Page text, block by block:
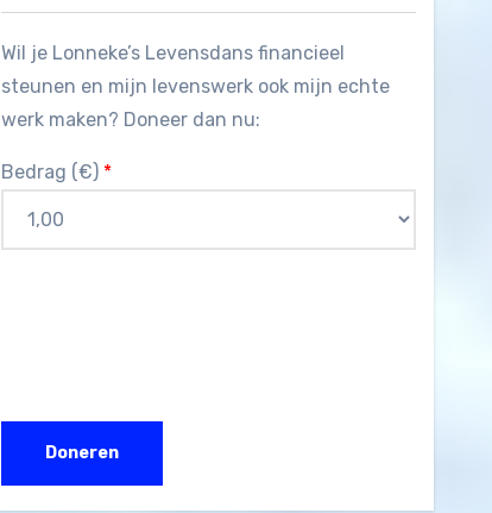
Wil je Lonneke’s Levensdans financieel
steunen en mijn levenswerk ook mijn echte
werk maken? Doneer dan nu:
Bedrag (€) *